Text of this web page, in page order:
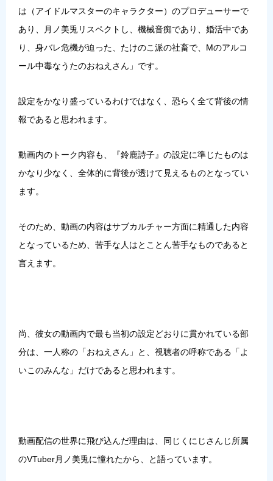
は（アイドルマスターのキャラクター）のプロデューサーで
あり、月ノ美兎リスペクトし、機械音痴であり、婚活中であ
り、身バレ危機が迫った、たけのこ派の社畜で、Mのアルコ
ール中毒なうたのおねえさん」です。
設定をかなり盛っているわけではなく、恐らく全て背後の情
報であると思われます。
動画内のトーク内容も、『鈴鹿詩子』の設定に準じたものは
かなり少なく、全体的に背後が透けて見えるものとなってい
ます。
そのため、動画の内容はサブカルチャー方面に精通した内容
となっているため、苦手な人はとことん苦手なものであると
言えます。
尚、彼女の動画内で最も当初の設定どおりに貫かれている部
分は、一人称の「おねえさん」と、視聴者の呼称である「よ
いこのみんな」だけであると思われます。
動画配信の世界に飛び込んだ理由は、同じくにじさんじ所属
のVTuber月ノ美兎に憧れたから、と語っています。